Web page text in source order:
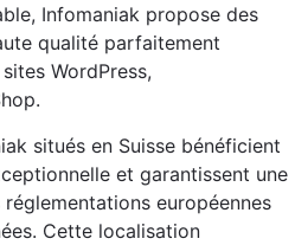
Infomaniak propose des
qualité parfaitement
WordPress,
situés en Suisse bénéficient
et garantissent une
européennes
Cette localisation